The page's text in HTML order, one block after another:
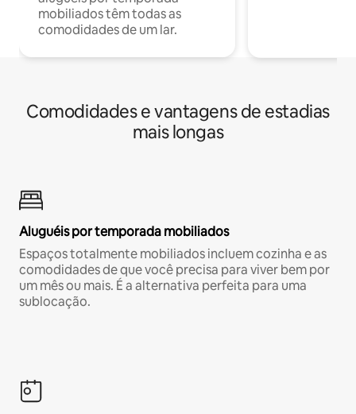
mobiliados têm todas as
comodidades de um lar.
Comodidades e vantagens de estadias
mais longas
Aluguéis por temporada mobiliados
Espaços totalmente mobiliados incluem cozinha e as
comodidades de que você precisa para viver bem por
um mês ou mais. É a alternativa perfeita para uma
sublocação.